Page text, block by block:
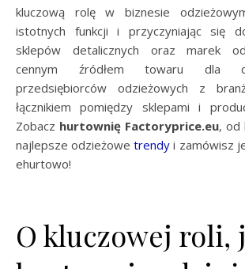
kluczową rolę w biznesie
istotnych funkcji i przyczyniając się
sklepów detalicznych oraz marek
cennym źródłem towaru dla
przedsiębiorców odzieżowych z
łącznikiem pomiędzy sklepami i
Zobacz hurtownię Factoryprice.eu, od
najlepsze odzieżowetrendy i zamówisz
ehurtowo!
O kluczowej roli,